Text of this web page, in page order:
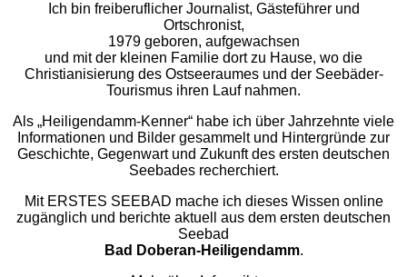
Ich bin freiberuflicher Journalist, Gästeführer und
Ortschronist,
1979 geboren, aufgewachsen
und mit der kleinen Familie dort zu Hause, wo die
Christianisierung des Ostseeraumes und der Seebäder-
Tourismus ihren Lauf nahmen.
Als „Heiligendamm-Kenner“ habe ich über Jahrzehnte viele
Informationen und Bilder gesammelt und Hintergründe zur
Geschichte, Gegenwart und Zukunft des ersten deutschen
Seebades recherchiert.
Mit ERSTES SEEBAD mache ich dieses Wissen online
zugänglich und berichte aktuell aus dem ersten deutschen
Seebad
Bad Doberan-Heiligendamm.